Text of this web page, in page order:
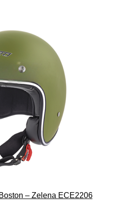
– Zelena ECE2206